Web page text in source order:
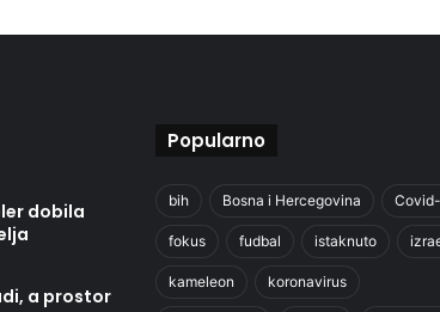
dobila
a prostor
Popularno
bih Bosna i Hercegovina
fokus fudbal istaknuto
kameleon koronavirus